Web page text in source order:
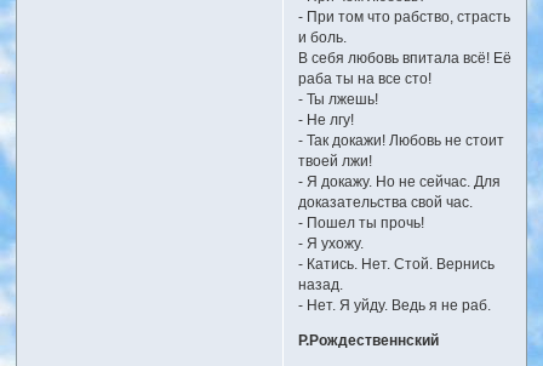
- При том что рабство, страсть
и боль.
В себя любовь впитала всё! Её
раба ты на все сто!
- Ты лжешь!
- Не лгу!
- Так докажи! Любовь не стоит
твоей лжи!
- Я докажу. Но не сейчас. Для
доказательства свой час.
- Пошел ты прочь!
- Я ухожу.
- Катись. Нет. Стой. Вернись
назад.
- Нет. Я уйду. Ведь я не раб.
Р.Рождественнский